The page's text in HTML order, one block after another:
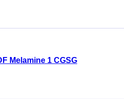
Melamine 1 CGSG